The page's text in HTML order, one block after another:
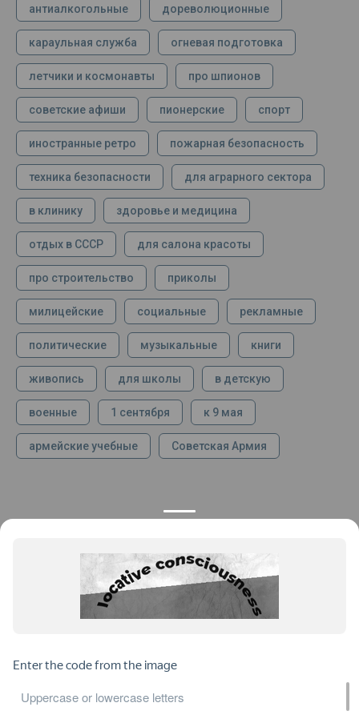
антиалкогольные дореволюционные
караульная служба огневая подготовка
летчики и космонавты про шпионов
советские афиши пионерские спорт
иностранные ретро пожарная безопасность
техника безопасности для аграрного сектора
в клинику здоровье и медицина
отдых в СССР для салона красоты
про строительство приколы
милицейские социальные рекламные
политические музыкальные книги
живопись для школы в детскую
военные 1 сентября к 9 мая
армейские учебные Советская Армия
ПРОДУКЦИЯ